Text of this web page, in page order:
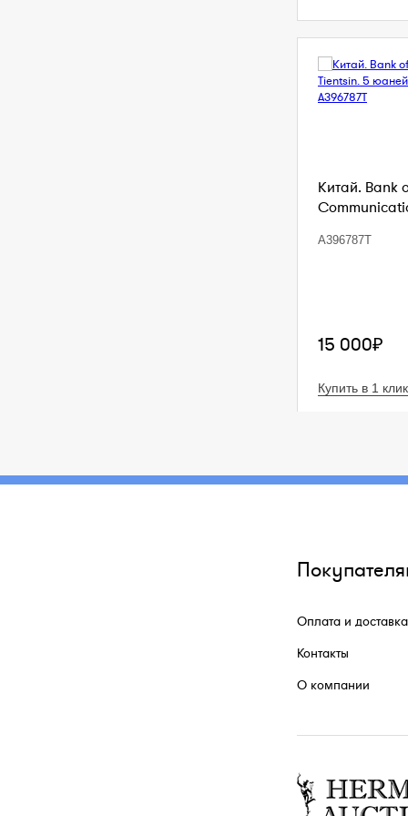
Китай. Bank
A396787T
15 000₽
Купить в 1 клик
Оплата и доставка
Контакты
О компании